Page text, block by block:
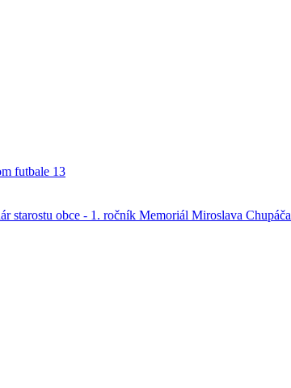
futbale 13
starostu obce - 1. ročník Memoriál Miroslava Chupáča